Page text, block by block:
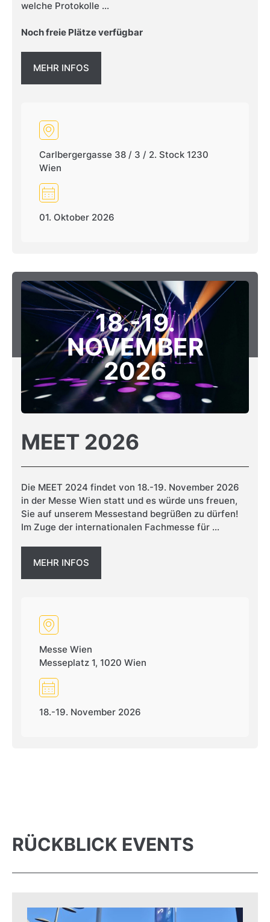
welche Protokolle ...
Noch freie Plätze verfügbar
MEHR INFOS
Carlbergergasse 38 / 3 / 2. Stock 1230
Wien
01. Oktober 2026
18.-19.
NOVEMBER
2026
MEET 2026
Die MEET 2024 findet von 18.-19. November 2026
in der Messe Wien statt und es würde uns freuen,
Sie auf unserem Messestand begrüßen zu dürfen!
Im Zuge der internationalen Fachmesse für ...
MEHR INFOS
Messe Wien
Messeplatz 1, 1020 Wien
18.-19. November 2026
RÜCKBLICK EVENTS